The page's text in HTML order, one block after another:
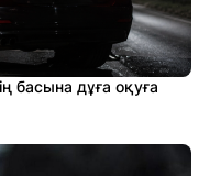
басына дұға оқуға